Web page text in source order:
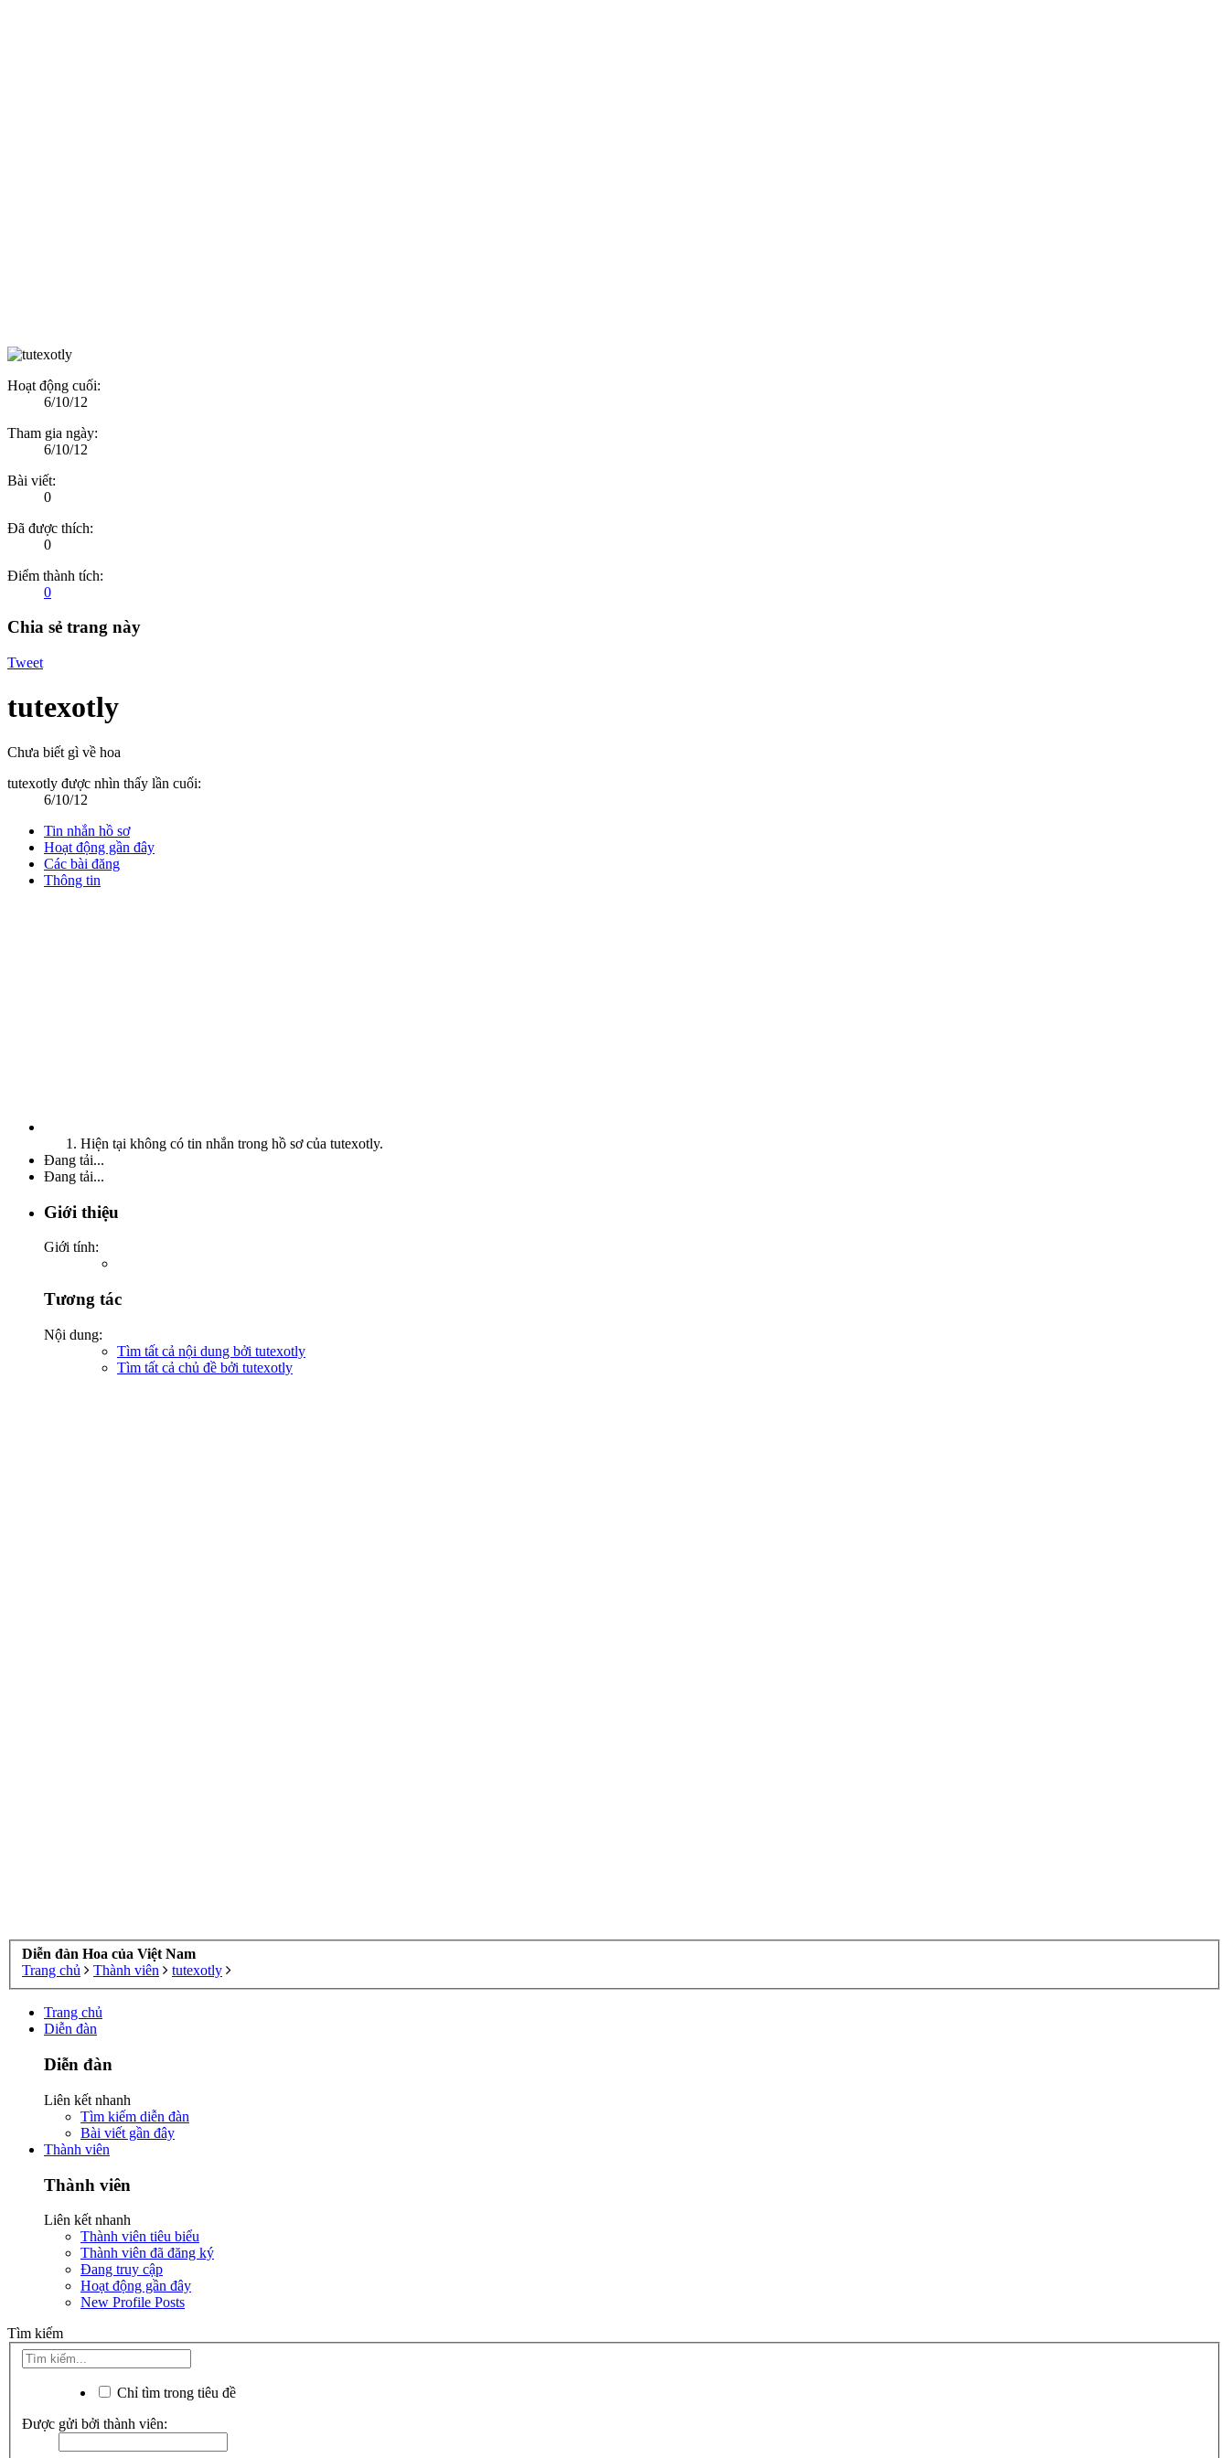
Hoạt động cuối:
6/10/12
Tham gia ngày:
6/10/12
Bài viết:
0
Đã được thích:
0
Điểm thành tích:
0
Chia sẻ trang này
Tweet
tutexotly
Chưa biết gì về hoa
tutexotly được nhìn thấy lần cuối:
6/10/12
Tin nhắn hồ sơ
Hoạt động gần đây
Các bài đăng
Thông tin
Hiện tại không có tin nhắn trong hồ sơ của tutexotly.
Đang tải...
Đang tải...
Giới thiệu
Giới tính:
Tương tác
Nội dung:
Tìm tất cả nội dung bởi tutexotly
Tìm tất cả chủ đề bởi tutexotly
Diễn đàn Hoa của Việt Nam
Trang chủ
Thành viên tutexotly
Trang chủ
Diễn đàn
Diễn đàn
Liên kết nhanh
Tìm kiếm diễn đàn
Bài viết gần đây
Thành viên
Thành viên
Liên kết nhanh
Thành viên tiêu biểu
Thành viên đã đăng ký
Đang truy cập
Hoạt động gần đây
New Profile Posts
Tìm kiếm
Chỉ tìm trong tiêu đề
Được gửi bởi thành viên: